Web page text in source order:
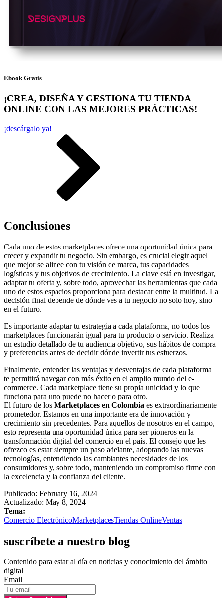
Ebook Gratis
¡CREA, DISEÑA Y GESTIONA TU TIENDA
ONLINE CON LAS MEJORES PRÁCTICAS!
¡descárgalo ya!
Conclusiones
Cada uno de estos marketplaces ofrece una oportunidad única para
crecer y expandir tu negocio. Sin embargo, es crucial elegir aquel
que mejor se alinee con tu visión de marca, tus capacidades
logísticas y tus objetivos de crecimiento. La clave está en investigar,
adaptar tu oferta y, sobre todo, aprovechar las herramientas que cada
uno de estos espacios proporciona para destacar entre la multitud. La
decisión final depende de dónde ves a tu negocio no solo hoy, sino
en el futuro.
Es importante adaptar tu estrategia a cada plataforma, no todos los
marketplaces funcionarán igual para tu producto o servicio. Realiza
un estudio detallado de tu audiencia objetivo, sus hábitos de compra
y preferencias antes de decidir dónde invertir tus esfuerzos.
Finalmente, entender las ventajas y desventajas de cada plataforma
te permitirá navegar con más éxito en el amplio mundo del e-
commerce. Cada marketplace tiene su propia unicidad y lo que
funciona para uno puede no hacerlo para otro.
El futuro de los Marketplaces en Colombia es extraordinariamente
prometedor. Estamos en una importante era de innovación y
crecimiento sin precedentes. Para aquellos de nosotros en el campo,
esto representa una oportunidad única para ser pioneros en la
transformación digital del comercio en el país. El consejo que les
ofrezco es estar siempre un paso adelante, adoptando las nuevas
tecnologías, entendiendo las cambiantes necesidades de los
consumidores y, sobre todo, manteniendo un compromiso firme con
la excelencia y la confianza del cliente.
Publicado: February 16, 2024
Actualizado: May 8, 2024
Tema:
Comercio ElectrónicoMarketplacesTiendas OnlineVentas
suscríbete a nuestro blog
Contenido para estar al día en noticias y conocimiento del ámbito
digital
Email